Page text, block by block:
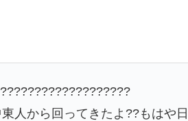
人から回ってきたよ??もはや